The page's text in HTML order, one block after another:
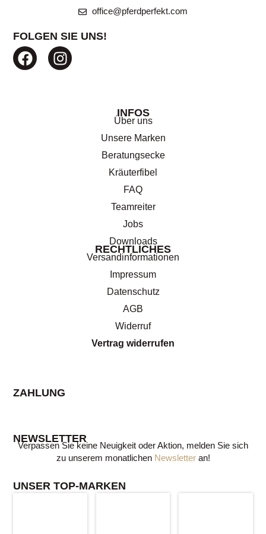
office@pferdperfekt.com
FOLGEN SIE UNS!
INFOS
Über uns
Unsere Marken
Beratungsecke
Kräuterfibel
FAQ
Teamreiter
Jobs
Downloads
RECHTLICHES
Versandinformationen
Impressum
Datenschutz
AGB
Widerruf
Vertrag widerrufen
ZAHLUNG
NEWSLETTER
Verpassen Sie keine Neuigkeit oder Aktion, melden Sie sich
zu unserem monatlichen Newsletteran!
UNSER TOP-MARKEN